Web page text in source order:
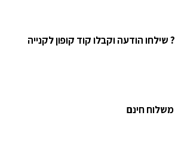
הודעה וקבלו קוד קופון לקנייה